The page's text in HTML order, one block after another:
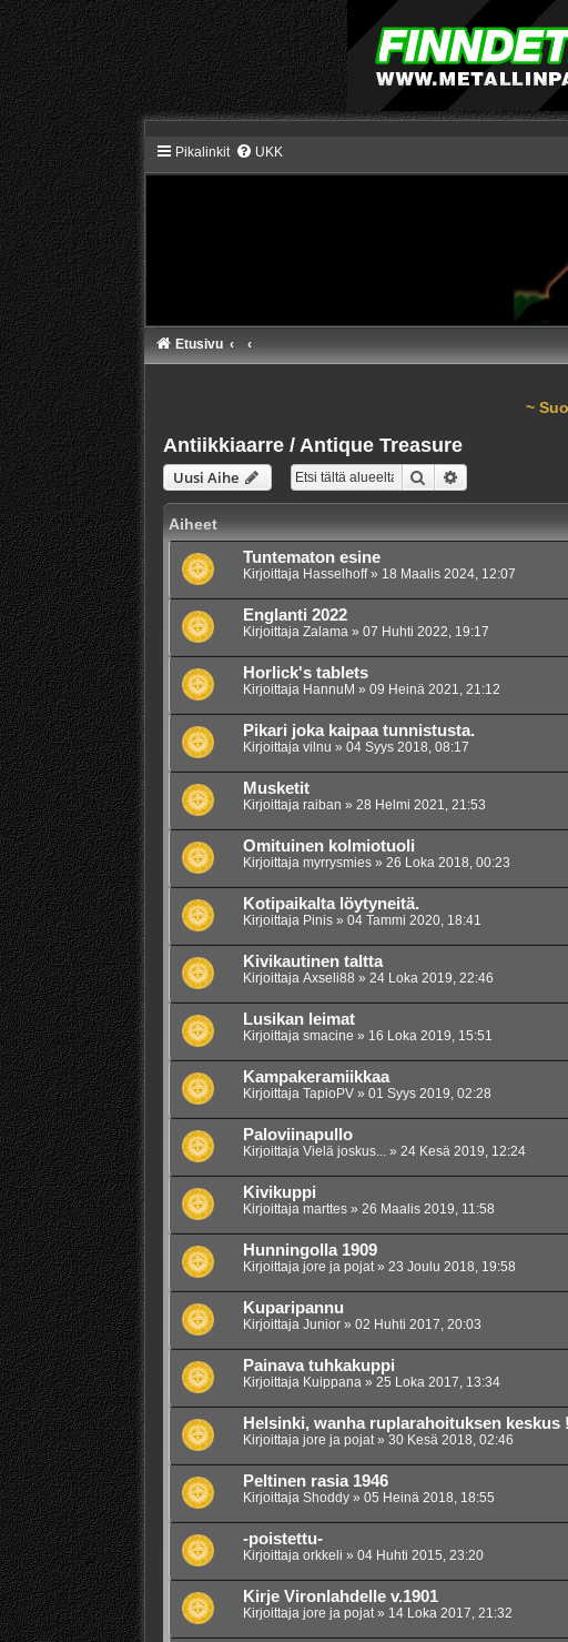
Pikalinkit UKK
Etusivu
~
Antiikkiaarre / Antique Treasure
Uusi Aihe Etsi
Aiheet
Tuntematon esine
Kirjoittaja Hasselhoff» 18 Maalis 2024, 12:07
Englanti 2022
Kirjoittaja Zalama» 07 Huhti 2022, 19:17
Horlick's tablets
Kirjoittaja HannuM » 09 Heinä 2021, 21:12
Pikari joka kaipaa tunnistusta.
Kirjoittaja vilnu » 04 Syys 2018, 08:17
Musketit
Kirjoittaja raiban » 28 Helmi 2021, 21:53
Omituinen kolmiotuoli
Kirjoittaja myrrysmies» 26 Loka 2018, 00:23
Kotipaikalta löytyneitä.
Kirjoittaja Pinis» 04 Tammi 2020, 18:41
Kivikautinen taltta
Kirjoittaja Axseli88 » 24 Loka 2019, 22:46
Lusikan leimat
Kirjoittaja smacine » 16 Loka 2019, 15:51
Kampakeramiikkaa
Kirjoittaja TapioPV» 01 Syys 2019, 02:28
Paloviinapullo
Kirjoittaja Vielä joskus...» 24 Kesä 2019, 12:24
Kivikuppi
Kirjoittaja marttes» 26 Maalis 2019, 11:58
Hunningolla 1909
Kirjoittaja jore ja pojat» 23 Joulu 2018, 19:58
Kuparipannu
Kirjoittaja Junior» 02 Huhti 2017, 20:03
Painava tuhkakuppi
Kirjoittaja Kuippana» 25 Loka 2017, 13:34
Helsinki, wanha ruplarahoituksen keskus !
Kirjoittaja jore ja pojat» 30 Kesä 2018, 02:46
Peltinen rasia 1946
Kirjoittaja Shoddy» 05 Heinä 2018, 18:55
-poistettu-
Kirjoittaja orkkeli » 04 Huhti 2015, 23:20
Kirje Vironlahdelle v.1901
Kirjoittaja jore ja pojat» 14 Loka 2017, 21:32